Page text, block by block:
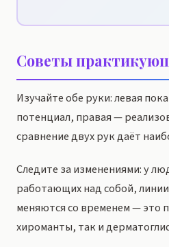
Советы
Изучайте обе руки: левая
потенциал, правая —
сравнение двух рук даёт
Следите за изменениями: у
работающих над собой,
меняются со временем — это
хироманты, так и